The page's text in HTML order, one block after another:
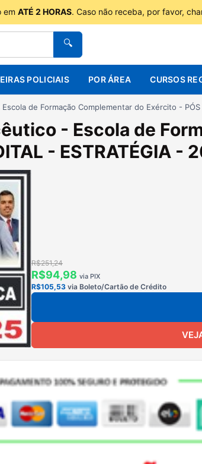
em ATÉ 2 HORAS. Caso não receba, por favor,
🔍
POLICIAIS POR ÁREA CURSOS
de Formação Complementar do Exército - PÓS
- Escola de
- ESTRATÉGIA -
R$251,24
R$94,98 via PIX
R$105,53 via Boleto/Cartão de Crédito